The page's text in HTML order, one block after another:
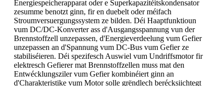
Energiespeicherapparat oder e Superkapazitéitskondensator
zesumme benotzt ginn, fir en duebelt oder méifach
Stroumversuergungssystem ze bilden. Déi Haaptfunktioun
vum DC/DC-Konverter ass d'Ausgangsspannung vun der
Brennstoffzell unzepassen, d'Energieverdeelung vum Gefier
unzepassen an d'Spannung vum DC-Bus vum Gefier ze
stabiliséieren. Déi spezifesch Auswiel vum Undriffsmotor fir
elektresch Gefierer mat Brennstoffzellen muss mat den
Entwécklungsziler vum Gefier kombinéiert ginn an
d'Charakteristike vum Motor solle grëndlech berécksiichtegt